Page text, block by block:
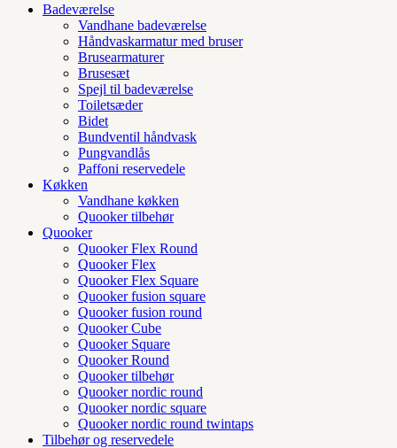
Badeværelse
Vandhane badeværelse
Håndvaskarmatur med bruser
Brusearmaturer
Brusesæt
Spejl til badeværelse
Toiletsæder
Bidet
Bundventil håndvask
Pungvandlås
Paffoni reservedele
Køkken
Vandhane køkken
Quooker tilbehør
Quooker
Quooker Flex Round
Quooker Flex
Quooker Flex Square
Quooker fusion square
Quooker fusion round
Quooker Cube
Quooker Square
Quooker Round
Quooker tilbehør
Quooker nordic round
Quooker nordic square
Quooker nordic round twintaps
Tilbehør og reservedele